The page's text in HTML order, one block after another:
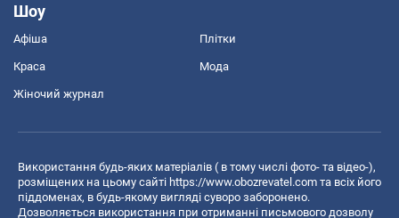
Шоу
Афіша Плітки
Краса Мода
Жіночий журнал
Використання будь-яких матеріалів ( в тому числі фото- та відео-),
розміщених на цьому сайті https://www.obozrevatel.com та всіх його
піддоменах, в будь-якому вигляді суворо заборонено.
Дозволяється використання при отриманні письмового дозволу